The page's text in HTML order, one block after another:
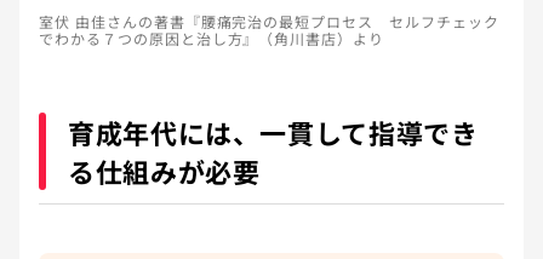
室伏 由佳さんの著書『腰痛完治の最短プロセス セルフチェック
でわかる７つの原因と治し方』（角川書店）より
育成年代には、一貫して指導でき
る仕組みが必要